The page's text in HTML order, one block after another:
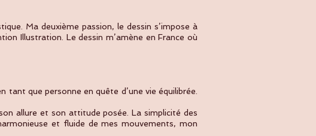
Ma deuxième passion, le dessin s’impose à
Illustration. Le dessin m’amène en France où
que personne en quête d’une vie équilibrée.
allure et son attitude posée. La simplicité des
et fluide de mes mouvements, mon